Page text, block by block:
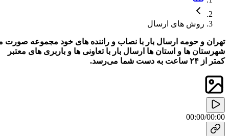
روش های ارسال
تهران و حومه ارسال بار با نصاب و راننده های خود مجموعه صورت
شهرستان ها و استان ها ارسال بار با تعاونی ها و باربری های معتبر
کمتر از ۲۴ ساعت به دست شما می‌رسد.
00:00/00:00